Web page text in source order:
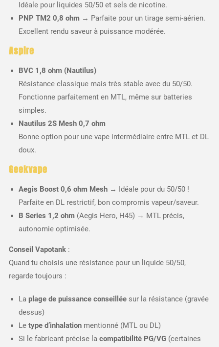
Idéale pour liquides 50/50 et sels de nicotine.
PNP TM2 0,8 ohm→ Parfaite pour un tirage semi-aérien.
Excellent rendu saveur à puissance modérée.
Aspire
BVC 1,8 ohm (Nautilus)
Résistance classique mais très stable avec du 50/50.
Fonctionne parfaitement en MTL, même sur batteries
simples.
Nautilus 2S Mesh 0,7 ohm
Bonne option pour une vape intermédiaire entre MTL et DL
doux.
Geekvape
Aegis Boost 0,6 ohm Mesh→ Idéale pour du 50/50 !
Parfaite en DL restrictif, bon compromis vapeur/saveur.
B Series 1,2 ohm(Aegis Hero, H45) → MTL précis,
autonomie optimisée.
Conseil Vapotank:
Quand tu choisis une résistance pour un liquide 50/50,
regarde toujours :
La plage de puissance conseilléesur la résistance (gravée
dessus)
Le type d’inhalationmentionné (MTL ou DL)
Si le fabricant précise la compatibilité PG/VG(certaines